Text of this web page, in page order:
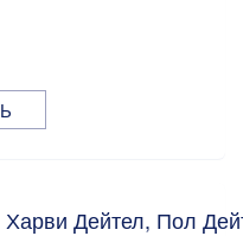
Дейтел, Пол